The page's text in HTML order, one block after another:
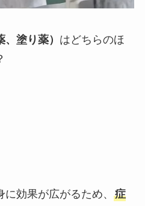
塗り薬） はどちらのほ
効果が広がるため、 症